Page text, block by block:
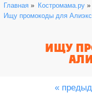
Главная » Костромама.ру»
Ищу промокоды для
ИЩУ
«